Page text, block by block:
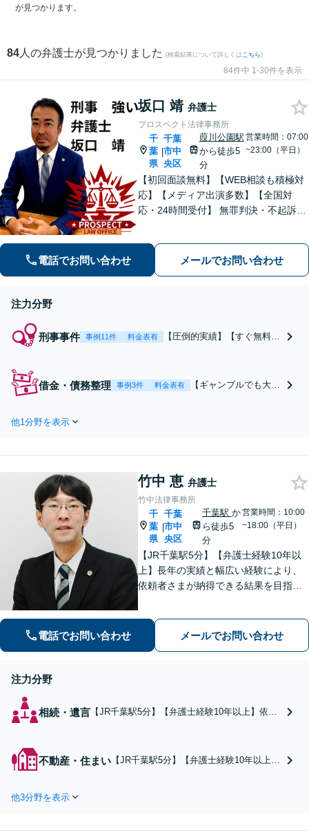
が見つかります。
84 人の弁護士が見つかりました (検索結果について詳しくは こちら)
84件中 1-30件を表示
坂口 靖 弁護士
プロスペクト法律事務所
千
葉
県
|
千葉
市中
央区
葭川公園駅
から徒歩5
分
営業時間：07:00
~23:00（平日）
【初回面談無料】【WEB相談も積極対
応】【メディア出演多数】【全国対
応・24時間受付】 無罪判決・不起訴多
結果へ。粘り強く、鋭く、そして迅速
に。明朗な料金体系で安心サポート。
電話でお問い合わせ メールでお問い合わせ
注力分野
刑事事件 事例11件 料金表有
【圧倒的実績】【すぐ無料電
力・対応力に強み」示談交渉
や早期釈放の実績も、さまざ
借金・債務整理 事例3件 料金表有
【ギャンブルでも大丈
が滞り、生活がままな
もお受けいたします。
自己破産、個人再生、
任意整理から、最適な
方法を一緒に考えまし
ょう【分割払い可】
他1分野を表示
竹中 恵 弁護士
竹中法律事務所
千
葉
県
|
千葉
市中
央区
千葉駅 か
ら徒歩5
分
営業時間：10:00
~18:00（平日）
【JR千葉駅5分】【弁護士経験10年以
上】長年の実績と幅広い経験により、
依頼者さまが納得できる結果を目指し
い】オーナーの方からの案件を解決し
た実績多数【初回相談無料】
電話でお問い合わせ メールでお問い合わせ
注力分野
相続・遺言 【JR千葉駅5分】【弁護士経験10年以上】依頼
など、トラブルを防ぐための事前対策について
もご相談ください【初回相談無料】
不動産・住まい 【JR千葉駅5分】【弁護士経験10年以上】
応。【初回相談無料】
他3分野を表示